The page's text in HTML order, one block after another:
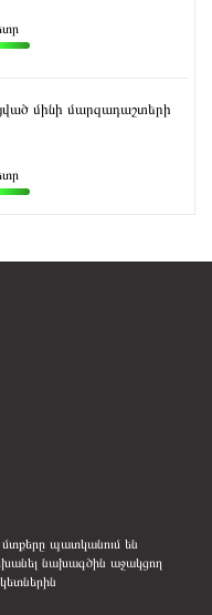
մինի մարզադաշտերի
պատկանում են
նախագծին աջակցող